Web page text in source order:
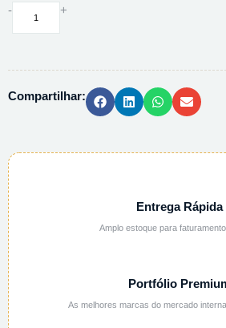
-
CLORETO
1KG
+
Compartilhar:
Entrega Rápida
Amplo estoque para
Portfólio
As melhores marcas do mercado